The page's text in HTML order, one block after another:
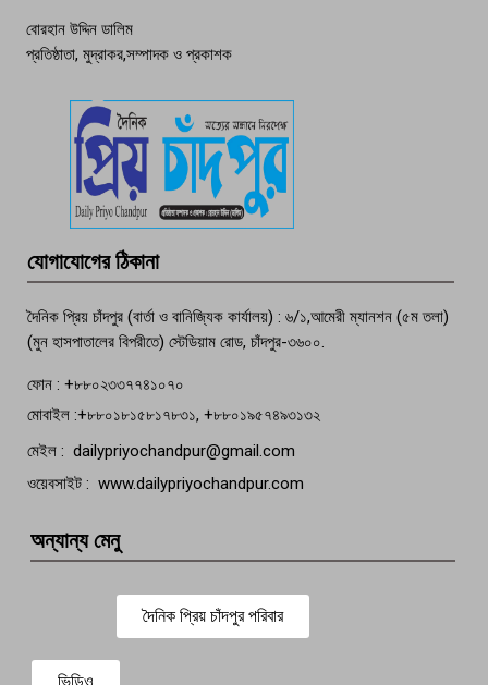
পচা দুর্গন্ধে ৯৯৯-এ ফোন, ফরিদগঞ্জে
তরুণের অর্ধগলিত লাশ উদ্ধার
বেঁচে নেই, বিভিন্ন সংগঠনের শোক
বোরহান উদ্দিন ডালিম
প্রতিষ্ঠাতা, মুদ্রাকর,সম্পাদক ও প্রকাশক
যোগাযোগের ঠিকানা
দৈনিক প্রিয় চাঁদপুর (বার্তা ও বানিজ্যিক কার্যালয়) : ৬/১,আমেরী ম্যানশন (৫ম তলা)
(মুন হাসপাতালের বিপরীতে) স্টেডিয়াম রোড, চাঁদপুর-৩৬০০.
ফোন : +৮৮০২৩৩৭৭৪১০৭০
মোবাইল :+৮৮০১৮১৫৮১৭৮৩১, +৮৮০১৯৫৭৪৯৩১৩২
মেইল : dailypriyochandpur@gmail.com
ওয়েবসাইট : www.dailypriyochandpur.com
অন্যান্য মেনু
দৈনিক প্রিয় চাঁদপুর পরিবার